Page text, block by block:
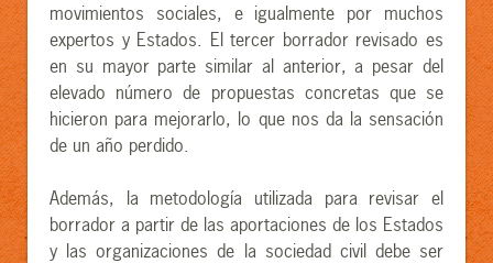
movimientos sociales, e igualmente por muchos
expertos y Estados. El tercer borrador revisado es
en su mayor parte similar al anterior, a pesar del
elevado número de propuestas concretas que se
hicieron para mejorarlo, lo que nos da la sensación
de un año perdido.
Además, la metodología utilizada para revisar el
borrador a partir de las aportaciones de los Estados
y las organizaciones de la sociedad civil debe ser